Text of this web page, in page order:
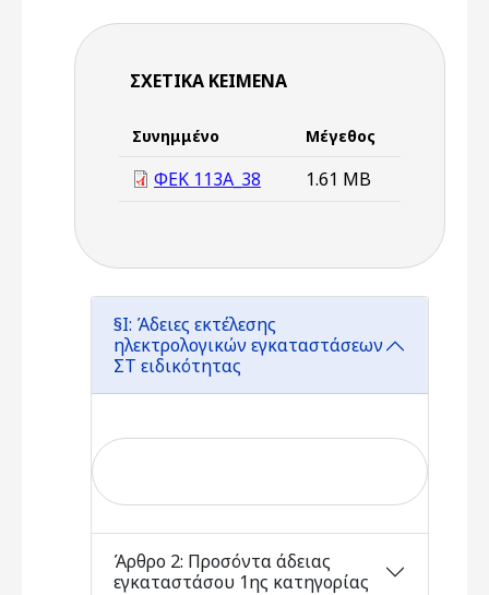
ΣΧΕΤΙΚΆ ΚΕΊΜΕΝΑ
Συνημμένο Μέγεθος
ΦΕΚ 113Α_38 1.61 MB
§Ι: Άδειες εκτέλεσης
ηλεκτρολογικών εγκαταστάσεων
ΣΤ ειδικότητας
Άρθρο 2: Προσόντα άδειας
εγκαταστάσου 1ης κατηγορίας